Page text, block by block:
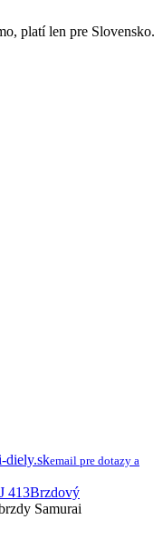
platí len pre Slovensko.
diely.skemail pre dotazy a
413Brzdový
Samurai